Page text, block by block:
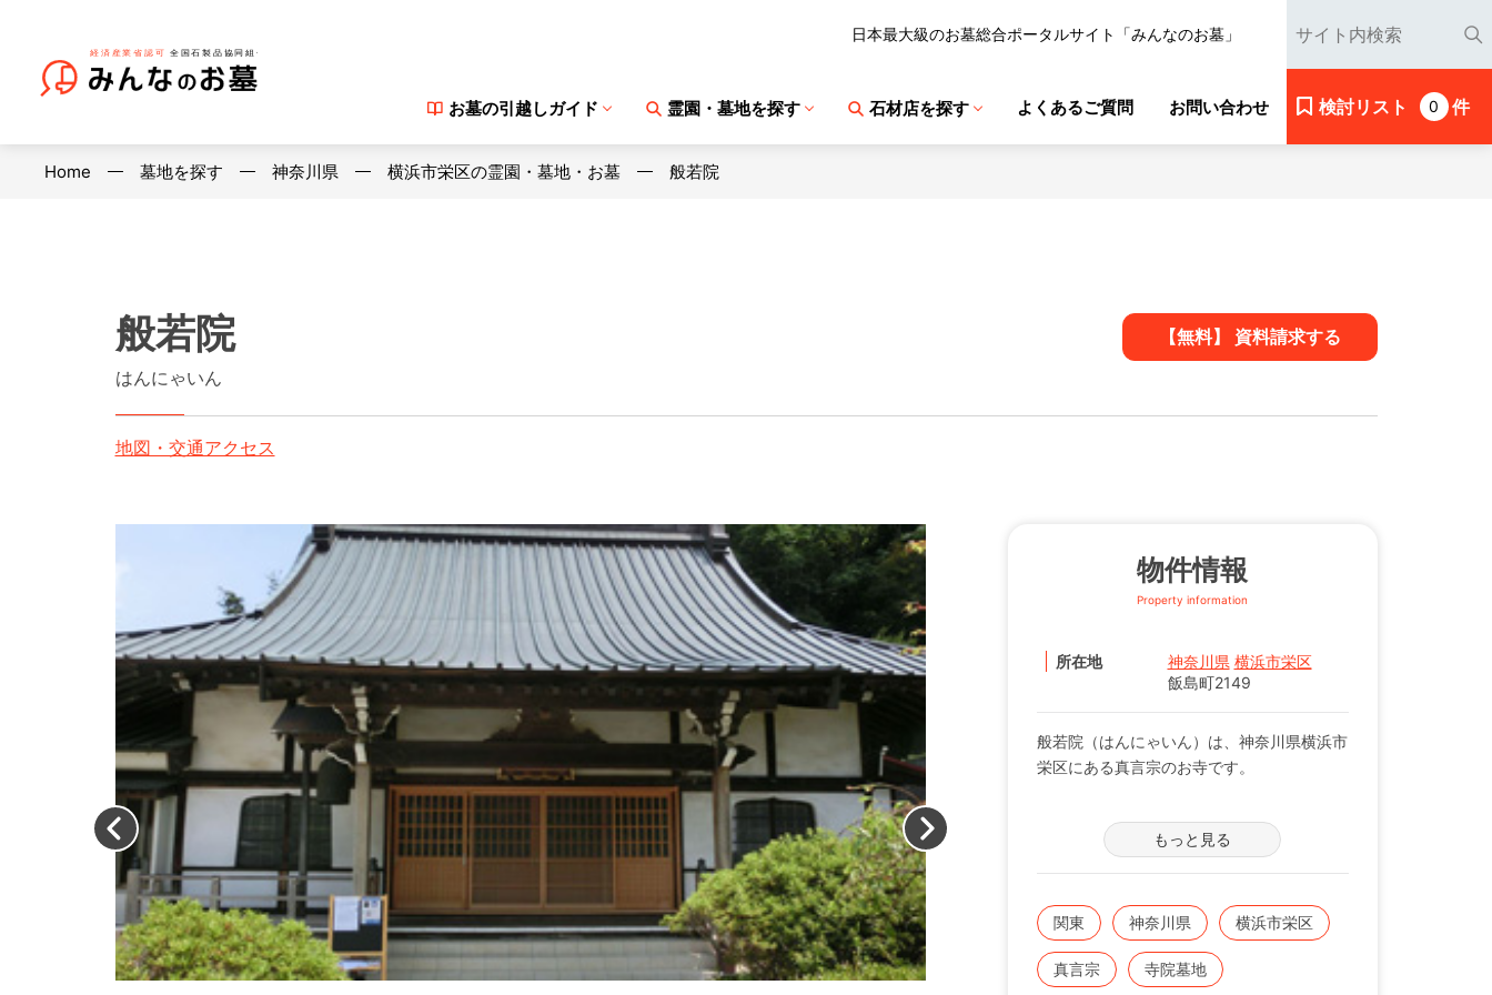
日本最大級のお墓総合ポータルサイト「みんなのお墓」
お墓の引越しガイド 霊園・墓地を探す 石材店を探す よくあるご質問 お問い合わせ 検討リスト 0 件
Home 墓地を探す 神奈川県 横浜市栄区の霊園・墓地・お墓 般若院
般若院
はんにゃいん
【無料】 資料請求する
地図・交通アクセス
物件情報
Property information
所在地 神奈川県 横浜市栄区
飯島町2149
般若院（はんにゃいん）は、神奈川県横浜市
栄区にある真言宗のお寺です。
横浜市の住宅地にある般若院は、お車を利用
した参拝に適しております。また、市内バス
を利用することもできます。
般若院までのアクセスは、ＪＲ根岸線「本郷
台駅」よりお車で約１０分。
「宮前」バス停より徒歩２分。お車の場合、
もっと見る
関東 神奈川県 横浜市栄区
真言宗 寺院墓地